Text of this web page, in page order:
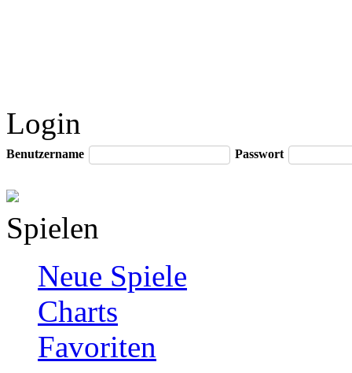
Login
Benutzername Passwort
Spielen
Neue Spiele
Charts
Favoriten